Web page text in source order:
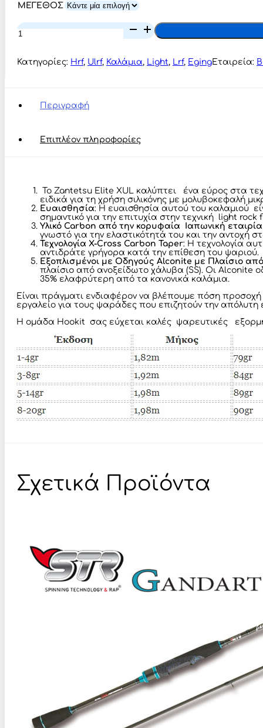
ΜΕΓΕΘΟΣ
Bullzen
Zantetsu
ποσότητα
Κατηγορίες: Hrf, Ulrf, Καλάμια, Light, Lrf, EgingΕταιρεία:
Περιγραφή
Επιπλέον πληροφορίες
Το Zantetsu Elite XUL καλύπτει ένα εύρος στα
ειδικά για τη χρήση σιλικόνης με μολυβοκεφαλή
Ευαισθησία: Η ευαισθησία αυτού του καλαμιού
σημαντικό για την επιτυχία στην τεχνική light
Υλικό Carbon από την κορυφαία Ιαπωνική
γνωστό για την ελαστικότητά του και την αντοχή
Τεχνολογία X-Cross Carbon Taper: Η τεχνολογία
αντιδράτε γρήγορα κατά την επίθεση του ψαριού.
Εξοπλισμένοι με Οδηγούς Alconite με Πλαίσιο
πλαίσιο από ανοξείδωτο χάλυβα (SS). Οι Alconite
35% ελαφρύτερη από τα κανονικά καλάμια.
Είναι πράγματι ενδιαφέρον να βλέπουμε πόση
εργαλείο για τους ψαράδες που επιζητούν την
Η ομάδα Hookit σας εύχεται καλές ψαρευτικές
Σχετικά Προϊόντα